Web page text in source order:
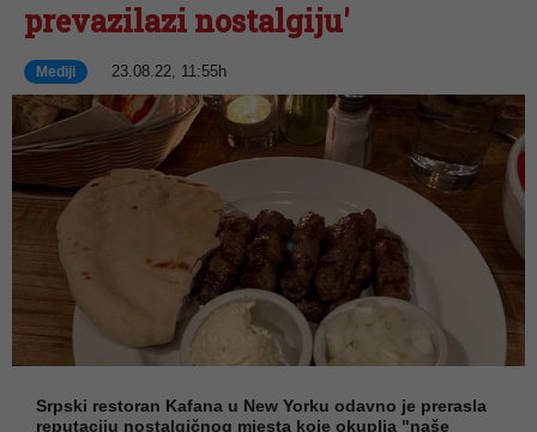
prevazilazi nostalgiju'
Mediji 23.08.22, 11:55h
Srpski restoran Kafana u New Yorku odavno je prerasla
reputaciju nostalgičnog mjesta koje okuplja "naše